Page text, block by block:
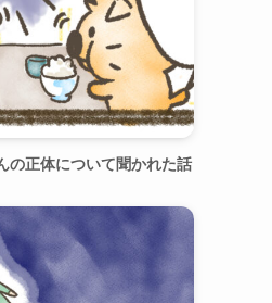
の正体について聞かれた話